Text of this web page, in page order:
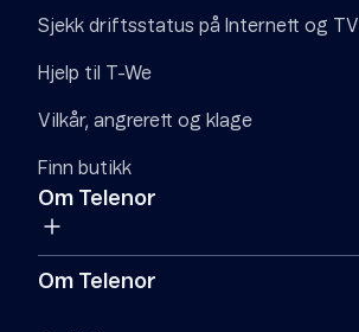
Sjekk driftsstatus på Internett og TV
Hjelp til T-We
Vilkår, angrerett og klage
Finn butikk
Om Telenor
Om Telenor